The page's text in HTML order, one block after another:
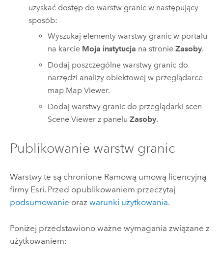
uzyskać dostęp do warstw granic w następujący
sposób:
Wyszukaj elementy warstwy granic w portalu
na karcie Moja instytucja na stronieZasoby.
Dodaj poszczególne warstwy granic do
narzędzi analizy obiektowej w przeglądarce
map Map Viewer.
Dodaj warstwy granic do przeglądarki scen
Scene Viewer z paneluZasoby.
Publikowanie warstw granic
Warstwy te są chronione Ramową umową licencyjną
firmy Esri. Przed opublikowaniem przeczytaj
podsumowanie oraz warunki użytkowania.
Poniżej przedstawiono ważne wymagania związane z
użytkowaniem: